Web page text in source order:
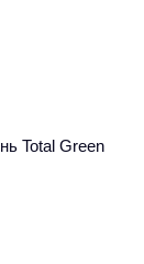
Total Green